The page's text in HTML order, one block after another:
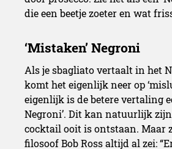
die een beetje zoeter en wat
Als je sbagliato vertaalt in het
komt het eigenlijk neer op
eigenlijk is de betere vertaling
Negroni’. Dit kan natuurlijk zijn
cocktail ooit is ontstaan. Maar
filosoof Bob Ross altijd al zei: